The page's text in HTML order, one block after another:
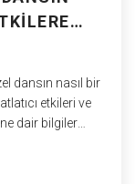
dansın nasıl bir
etkileri ve
dair bilgiler
görüşlerine de